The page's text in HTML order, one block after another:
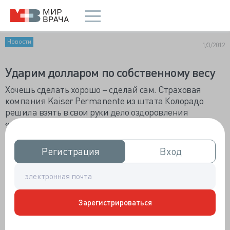
Регистрация
Регистрация Вход
Вход
Зарегистрироваться
Новости 1/3/2012
Ударим долларом по собственному весу
Хочешь сделать хорошо – сделай сам. Страховая
компания Kaiser Permanente из штата Колорадо
решила взять в свои руки дело оздоровления
«подведомственного» населения, и тем самым, не
сразу, но уменьшить свои расходы на оплату
страховых случаев. В последние годы неоднократно
подтверждалась роль избыточного веса в инициации
стабильно занимают первые строчки в топ-десятке
страдающих ожирением населения стран.